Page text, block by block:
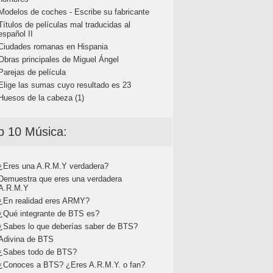
de coches - Escribe su fabricante
de películas mal traducidas al
II
romanas en Hispania
principales de Miguel Ángel
de película
las sumas cuyo resultado es 23
de la cabeza (1)
10 Música:
una A.R.M.Y verdadera?
que eres una verdadera
realidad eres ARMY?
integrante de BTS es?
lo que deberías saber de BTS?
de BTS
todo de BTS?
a BTS? ¿Eres A.R.M.Y. o fan?